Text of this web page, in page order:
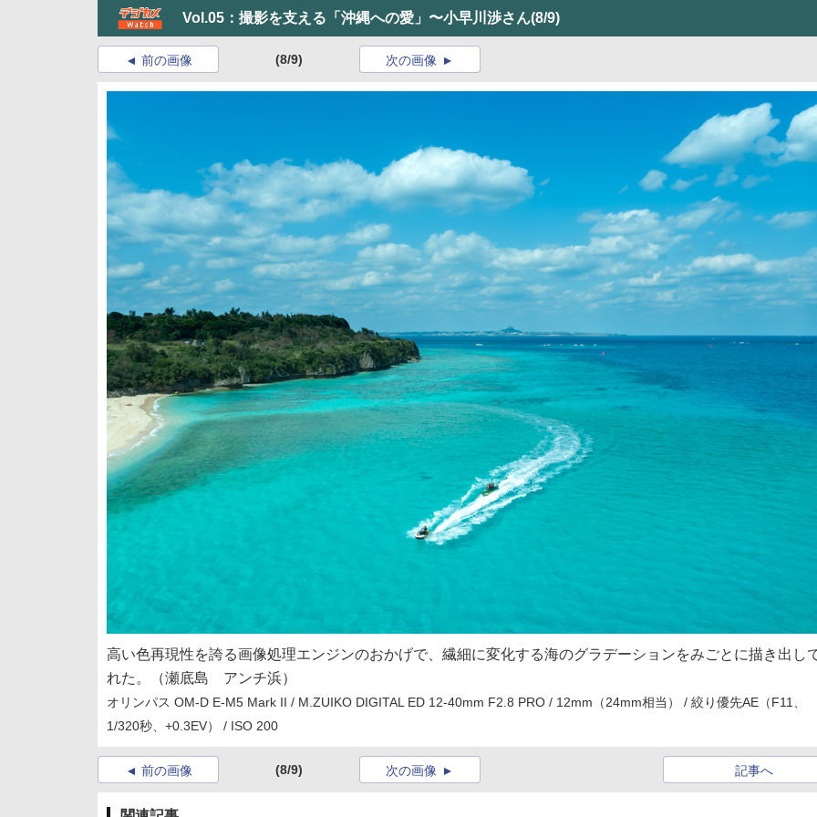
Vol.05：撮影を支える「沖縄への愛」〜小早川渉さん(8/9)
前の画像 (8/9) 次の画像
高い色再現性を誇る画像処理エンジンのおかげで、繊細に変化する海のグラデーションをみごとに描き出し
れた。（瀬底島 アンチ浜）
オリンパス OM-D E-M5 Mark II / M.ZUIKO DIGITAL ED 12-40mm F2.8 PRO / 12mm（24mm相当） / 絞り優先AE（F11、
1/320秒、+0.3EV） / ISO 200
前の画像 (8/9) 次の画像 記事へ